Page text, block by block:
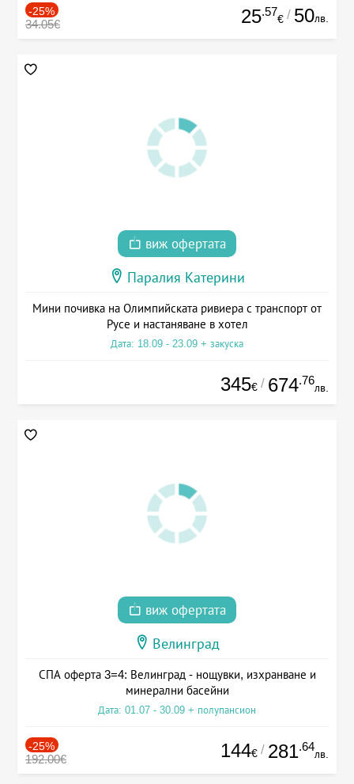
-25%
34.05€ 25.57
€ / 50лв.
виж офертата
Паралия Катерини
Мини почивка на Олимпийската ривиера с транспорт от
Русе и настаняване в хотел
Дата: 18.09 - 23.09 + закуска
345€ / 674.76
лв.
виж офертата
Велинград
СПА оферта 3=4: Велинград - нощувки, изхранване и
минерални басейни
Дата: 01.07 - 30.09 + полупансион
-25%
192.00€ 144€ / 281.64
лв.